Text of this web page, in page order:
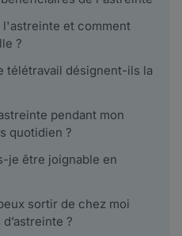
et comment
?
télétravail désignent-ils la
pendant mon
quotidien ?
je être joignable en
sortir de chez moi
?